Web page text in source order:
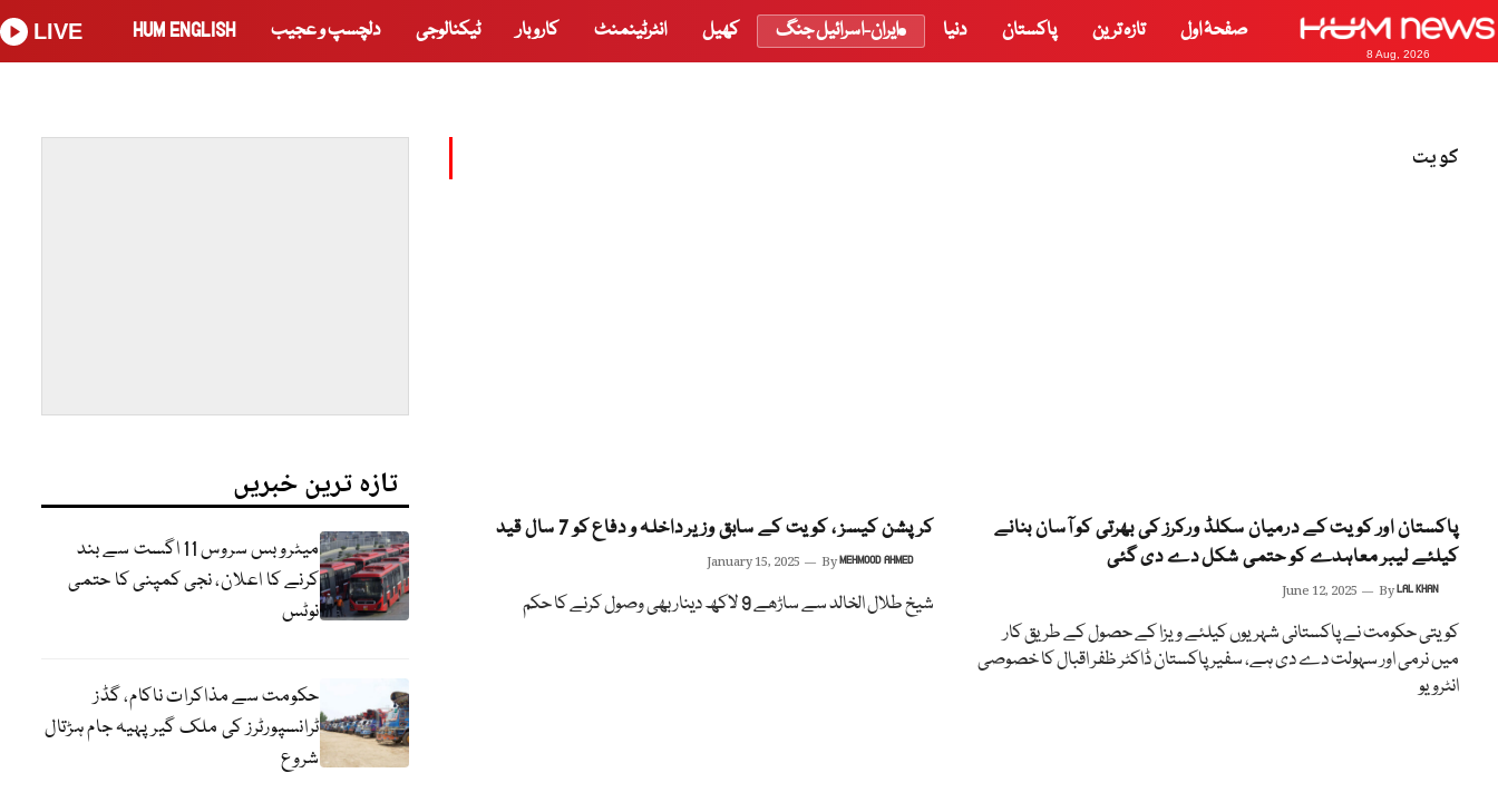
8 Aug, 2026
صفحۂ اول تازہ ترین پاکستان دنیا ایران-اسرائیل جنگ کھیل انٹرٹینمنٹ کاروبار ٹیکنالوجی دلچسپ و عجیب HUM ENGLISH
LIVE
کویت
پاکستان اور کویت کے درمیان سکلڈ ورکرز کی بھرتی کو آسان بنانے
کیلئے لیبر معاہدے کو حتمی شکل دے دی گئی
June 12, 2025 ByLAL KHAN
کویتی حکومت نے پاکستانی شہریوں کیلئے ویزا کے حصول کے طریق کار
میں نرمی اور سہولت دے دی ہے، سفیر پاکستان ڈاکٹر ظفر اقبال کا خصوصی
انٹرویو
کرپشن کیسز ، کویت کے سابق وزیر داخلہ و دفاع کو 7 سال قید
January 15, 2025 ByMEHMOOD AHMED
شیخ طلال الخالد سے ساڑھے 9 لاکھ دینار بھی وصول کرنے کا حکم
تازہ ترین خبریں
میٹرو بس سروس 11 اگست سے بند
کرنے کا اعلان، نجی کمپنی کا حتمی
نوٹس
حکومت سے مذاکرات ناکام، گڈز
ٹرانسپورٹرز کی ملک گیر پہیہ جام ہڑتال
شروع